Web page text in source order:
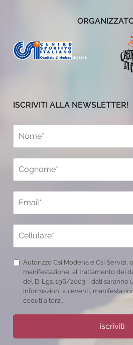
ISCRIVITI ALLA NEWSLETTER!
Autorizzo Csi Modena e Csi Servizi,
manifestazione, al trattamento dei
del D. Lgs. 196/2003; i dati saranno
informazioni su eventi,
ceduti a terzi.
iscriviti